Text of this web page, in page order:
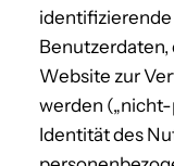
Benutzerdaten,
Website zur
werden
Identität des